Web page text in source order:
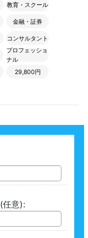
教育・スクール
金融・証券
コンサルタント
プロフェッショ
ナル
29,800円
(任意):